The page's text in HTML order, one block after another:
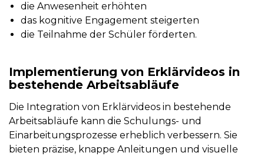
die Anwesenheit erhöhten
das kognitive Engagement steigerten
die Teilnahme der Schüler förderten.
Implementierung von Erklärvideos in
bestehende Arbeitsabläufe
Die Integration von Erklärvideos in bestehende
Arbeitsabläufe kann die Schulungs- und
Einarbeitungsprozesse erheblich verbessern. Sie
bieten präzise, knappe Anleitungen und visuelle